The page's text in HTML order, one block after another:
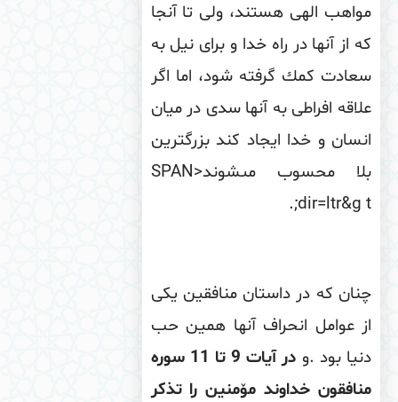
الهى هستند، ولى تا آنجا
از آنها در راه خدا و براى نیل به
كمك گرفته شود، اما اگر
افراطى به آنها سدى در میان
و خدا ایجاد كند بزرگترین
محسوب مى‏شوند <SPAN
dir=ltr&g
.
كه در داستان منافقین یكى
عوامل انحراف آنها همین حب
بود. و
در آیات 9 تا 11 سوره
خداوند مۆمنین را تذكر